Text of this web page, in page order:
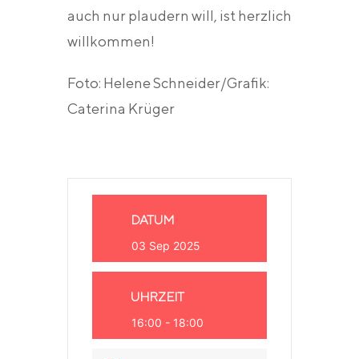
auch nur plaudern will, ist herzlich
willkommen!
Foto: Helene Schneider/Grafik:
Caterina Krüger
DATUM
03 Sep 2025
UHRZEIT
16:00 - 18:00